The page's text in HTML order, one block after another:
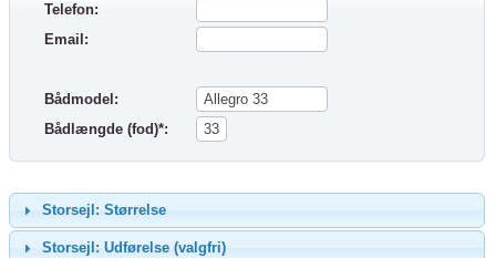
Telefon:
Email:
Bådmodel:
Bådlængde (fod)*:
Storsejl: Størrelse
Storsejl: Udførelse (valgfri)